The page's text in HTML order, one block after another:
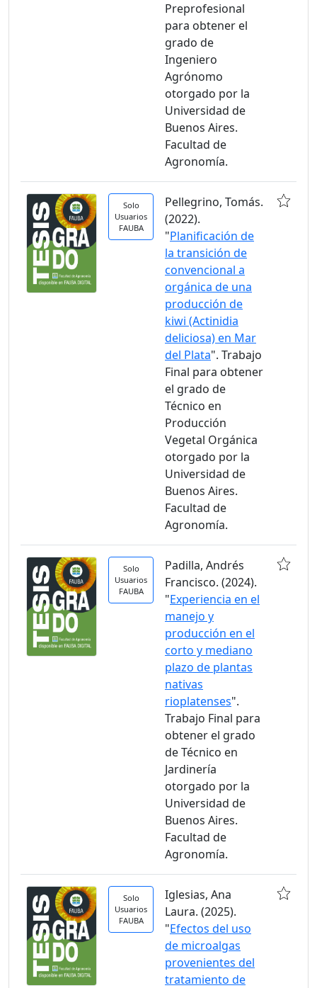
Preprofesional
para obtener el
grado de
Ingeniero
Agrónomo
otorgado por la
Universidad de
Buenos Aires.
Facultad de
Agronomía.
Solo
Usuarios
FAUBA
Pellegrino, Tomás.
(2022).
"Planificación de
la transición de
convencional a
orgánica de una
producción de
kiwi (Actinidia
deliciosa) en Mar
del Plata". Trabajo
Final para obtener
el grado de
Técnico en
Producción
Vegetal Orgánica
otorgado por la
Universidad de
Buenos Aires.
Facultad de
Agronomía.
Solo
Usuarios
FAUBA
Padilla, Andrés
Francisco. (2024).
"Experiencia en el
manejo y
producción en el
corto y mediano
plazo de plantas
nativas
rioplatenses".
Trabajo Final para
obtener el grado
de Técnico en
Jardinería
otorgado por la
Universidad de
Buenos Aires.
Facultad de
Agronomía.
Solo
Usuarios
FAUBA
Iglesias, Ana
Laura. (2025).
"Efectos del uso
de microalgas
provenientes del
tratamiento de